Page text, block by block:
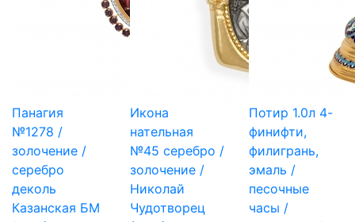
Панагия
№1278 /
золочение /
серебро
деколь
Казанская БМ
Икона
нательная
№45 серебро /
золочение /
Николай
Чудотворец
Потир 1.0л 4-
финифти,
филигрань,
эмаль /
песочные
часы /